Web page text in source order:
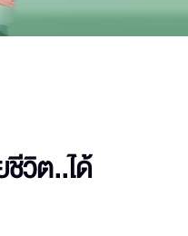
วิต..ได้